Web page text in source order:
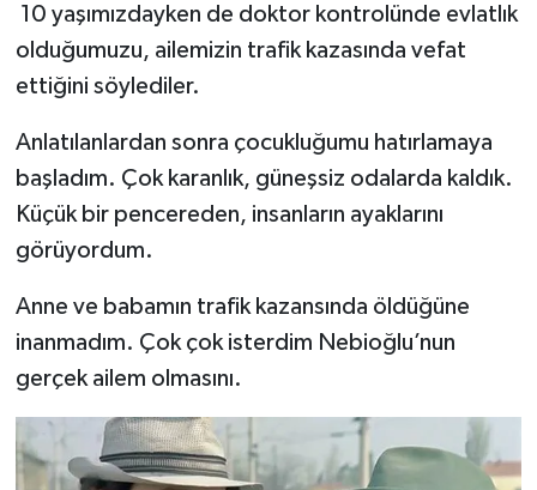
10 yaşımızdayken de doktor kontrolünde evlatlık
olduğumuzu, ailemizin trafik kazasında vefat
ettiğini söylediler.
Anlatılanlardan sonra çocukluğumu hatırlamaya
başladım. Çok karanlık, güneşsiz odalarda kaldık.
Küçük bir pencereden, insanların ayaklarını
görüyordum.
Anne ve babamın trafik kazansında öldüğüne
inanmadım. Çok çok isterdim Nebioğlu’nun
gerçek ailem olmasını.